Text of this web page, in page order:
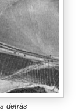
detrás